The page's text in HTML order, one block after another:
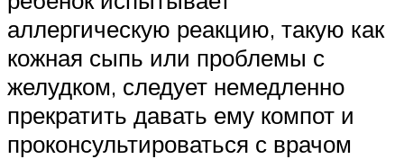
аллергическую реакцию, такую как
кожная сыпь или проблемы с
желудком, следует немедленно
прекратить давать ему компот и
проконсультироваться с врачом